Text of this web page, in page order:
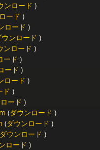
ンロード )
ード )
ロード )
ウンロード )
ンロード )
ード )
ード )
ロード )
ド )
ード )
(ダウンロード )
(ダウンロード )
ダウンロード )
ロード )